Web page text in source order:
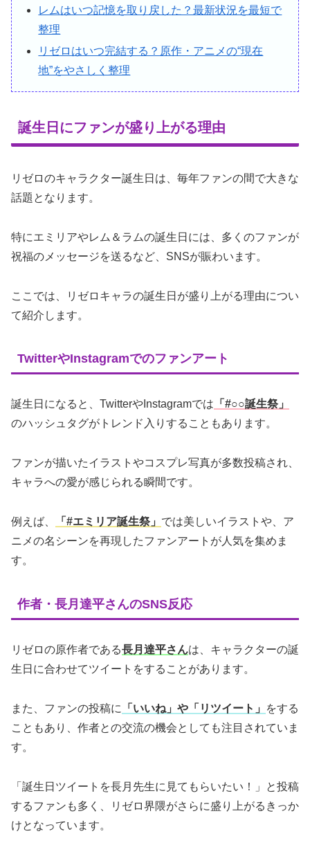
レムはいつ記憶を取り戻した？最新状況を最短で
整理
リゼロはいつ完結する？原作・アニメの“現在
地”をやさしく整理
誕生日にファンが盛り上がる理由
リゼロのキャラクター誕生日は、毎年ファンの間で大きな
話題となります。
特にエミリアやレム＆ラムの誕生日には、多くのファンが
祝福のメッセージを送るなど、SNSが賑わいます。
ここでは、リゼロキャラの誕生日が盛り上がる理由につい
て紹介します。
TwitterやInstagramでのファンアート
誕生日になると、TwitterやInstagramでは 「#○○誕生祭」
のハッシュタグがトレンド入りすることもあります。
ファンが描いたイラストやコスプレ写真が多数投稿され、
キャラへの愛が感じられる瞬間です。
例えば、 「#エミリア誕生祭」 では美しいイラストや、ア
ニメの名シーンを再現したファンアートが人気を集めま
す。
作者・長月達平さんのSNS反応
リゼロの原作者である長月達平さんは、キャラクターの誕
生日に合わせてツイートをすることがあります。
また、ファンの投稿に 「いいね」や「リツイート」
をする
こともあり、作者との交流の機会としても注目されていま
す。
「誕生日ツイートを長月先生に見てもらいたい！」と投稿
するファンも多く、リゼロ界隈がさらに盛り上がるきっか
けとなっています。